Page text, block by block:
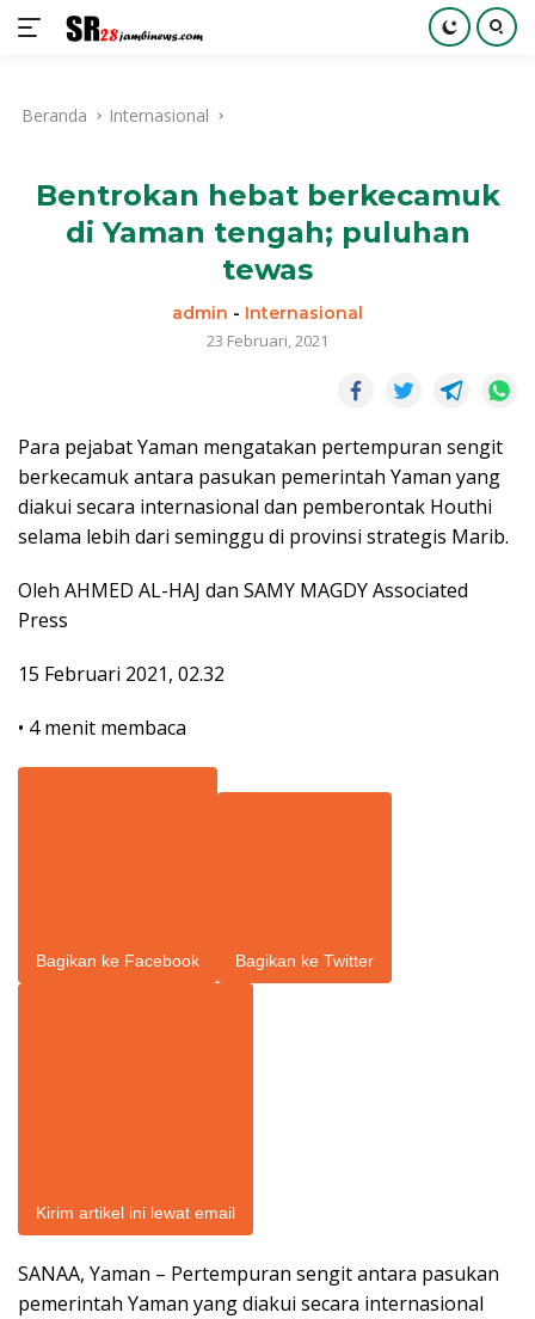
kontenBeranda Internasional
Bentrokan hebat berkecamuk
di Yaman tengah; puluhan
tewas
admin - Internasional
23 Februari, 2021
Para pejabat Yaman mengatakan pertempuran sengit
berkecamuk antara pasukan pemerintah Yaman yang
diakui secara internasional dan pemberontak Houthi
selama lebih dari seminggu di provinsi strategis Marib.
Oleh AHMED AL-HAJ dan SAMY MAGDY Associated
Press
15 Februari 2021, 02.32
• 4 menit membaca
Bagikan ke Facebook Bagikan ke Twitter
Kirim artikel ini lewat email
SANAA, Yaman – Pertempuran sengit antara pasukan
pemerintah Yaman yang diakui secara internasional